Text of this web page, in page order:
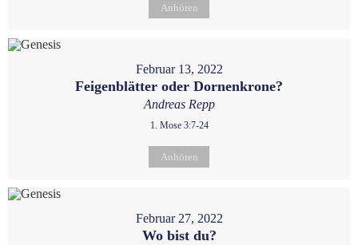
Anhören
Februar 13, 2022
Feigenblätter oder Dornenkrone?
Andreas Repp
1. Mose 3:7-24
Anhören
Februar 27, 2022
Wo bist du?